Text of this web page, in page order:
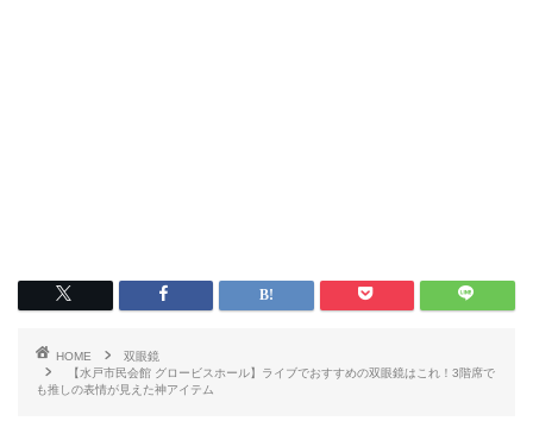
HOME
双眼鏡
【水戸市民会館 グロービスホール】ライブでおすすめの双眼鏡はこれ！3階席で
も推しの表情が見えた神アイテム